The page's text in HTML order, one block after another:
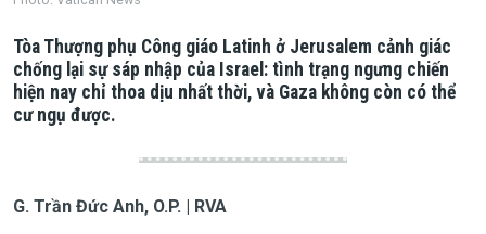
Tòa Thượng phụ Công giáo Latinh ở Jerusalem cảnh giác
chống lại sự sáp nhập của Israel: tình trạng ngưng chiến
hiện nay chỉ thoa dịu nhất thời, và Gaza không còn có thể
cư ngụ được.
G. Trần Đức Anh, O.P. | RVA